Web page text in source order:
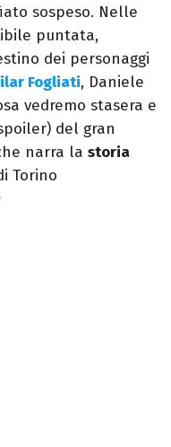
sospeso. Nelle
puntata,
dei personaggi
Fogliati, Daniele
vedremo stasera e
del gran
narra la storia
Torino